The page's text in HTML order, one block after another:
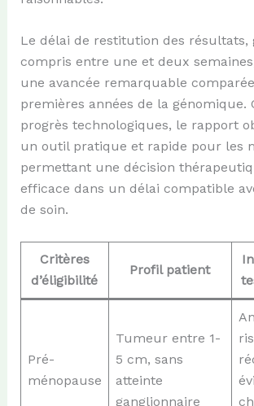
Le délai de restitution des résultats,
compris entre une et deux
une avancée remarquable
premières années de la génomique.
progrès technologiques, le rapport
un outil pratique et rapide pour les
permettant une décision
efficace dans un délai compatible
de soin.
Critères
d’éligibilité
Profil patient
Pré-
ménopause
Tumeur entre 1-
5 cm, sans
atteinte
ganglionnaire